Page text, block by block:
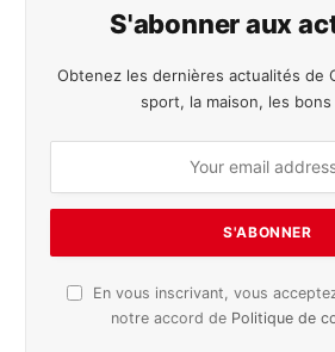
S'abonner aux
Obtenez les dernières actualités de
sport, la maison, les bons
En vous inscrivant, vous
notre accord de Politique de